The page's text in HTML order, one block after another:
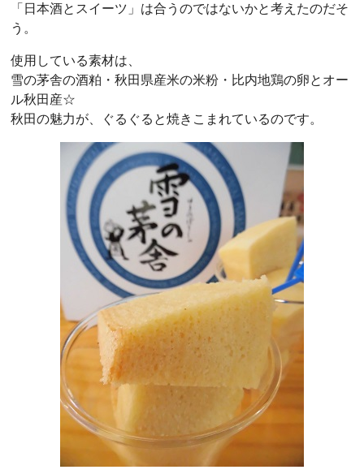
「日本酒とスイーツ」は合うのではないかと考えたのだそ
う。
使用している素材は、
雪の茅舎の酒粕・秋田県産米の米粉・比内地鶏の卵とオー
ル秋田産☆
秋田の魅力が、ぐるぐると焼きこまれているのです。